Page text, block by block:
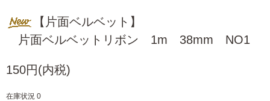
【片面ベルベット】
片面ベルベットリボン 1m 38mm NO1
150円(内税)
在庫状況 0